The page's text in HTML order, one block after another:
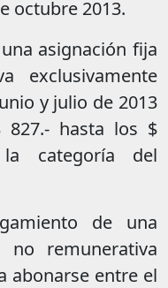
octubre 2013.
asignación fija
exclusivamente
y julio de 2013
hasta los $
categoría del
de una
no remunerativa
abonarse entre el